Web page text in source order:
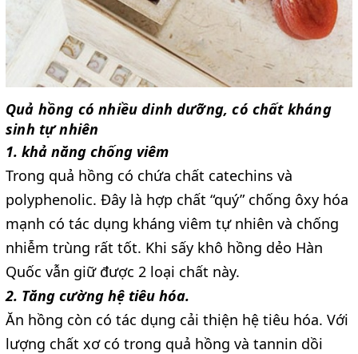
Quả hồng có nhiều dinh dưỡng, có chất kháng
sinh tự nhiên
1. khả năng chống viêm
Trong quả hồng có chứa chất catechins và
polyphenolic. Đây là hợp chất “quý” chống ôxy hóa
mạnh có tác dụng kháng viêm tự nhiên và chống
nhiễm trùng rất tốt. Khi sấy khô hồng dẻo Hàn
Quốc vẫn giữ được 2 loại chất này.
2. Tăng cường hệ tiêu hóa.
Ăn hồng còn có tác dụng cải thiện hệ tiêu hóa. Với
lượng chất xơ có trong quả hồng và tannin dồi